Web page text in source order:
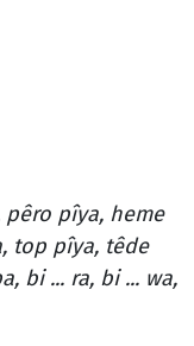
pêro pîya, heme
top pîya, têde
bi ... ra, bi ... wa,